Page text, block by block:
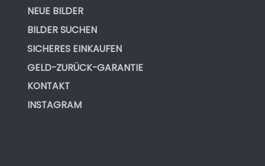
NEUE BILDER
BILDER SUCHEN
SICHERES EINKAUFEN
GELD-ZURÜCK-GARANTIE
KONTAKT
INSTAGRAM